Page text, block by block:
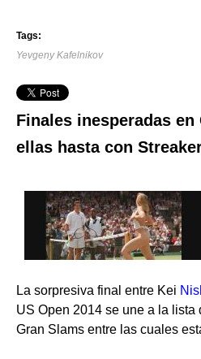
Tags:
Yevgeny Kafelnikov
Finales inesperadas en
ellas hasta con
La sorpresiva final entre Kei
US Open 2014 se une a la
Gran Slams entre las cuales